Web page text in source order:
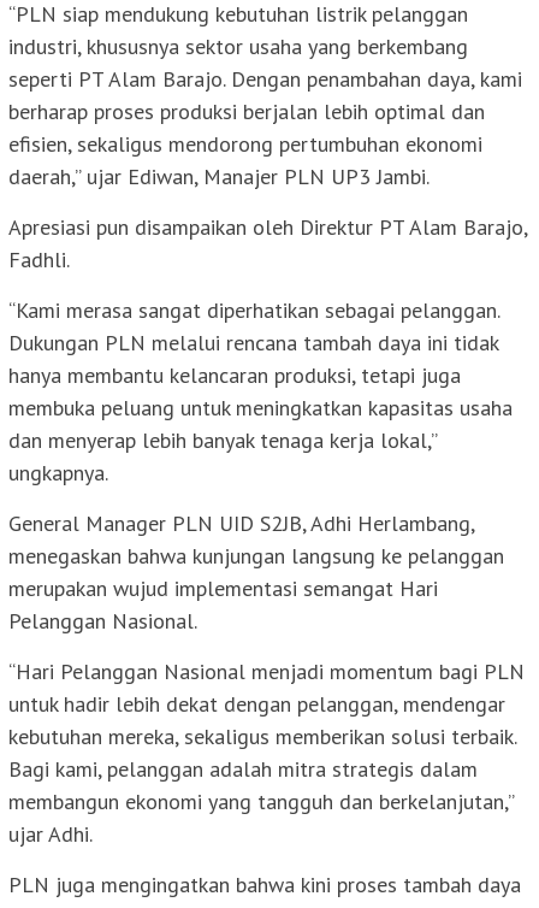
“PLN siap mendukung kebutuhan listrik pelanggan
industri, khususnya sektor usaha yang berkembang
seperti PT Alam Barajo. Dengan penambahan daya, kami
berharap proses produksi berjalan lebih optimal dan
efisien, sekaligus mendorong pertumbuhan ekonomi
daerah,” ujar Ediwan, Manajer PLN UP3 Jambi.
Apresiasi pun disampaikan oleh Direktur PT Alam Barajo,
Fadhli.
“Kami merasa sangat diperhatikan sebagai pelanggan.
Dukungan PLN melalui rencana tambah daya ini tidak
hanya membantu kelancaran produksi, tetapi juga
membuka peluang untuk meningkatkan kapasitas usaha
dan menyerap lebih banyak tenaga kerja lokal,”
ungkapnya.
General Manager PLN UID S2JB, Adhi Herlambang,
menegaskan bahwa kunjungan langsung ke pelanggan
merupakan wujud implementasi semangat Hari
Pelanggan Nasional.
“Hari Pelanggan Nasional menjadi momentum bagi PLN
untuk hadir lebih dekat dengan pelanggan, mendengar
kebutuhan mereka, sekaligus memberikan solusi terbaik.
Bagi kami, pelanggan adalah mitra strategis dalam
membangun ekonomi yang tangguh dan berkelanjutan,”
ujar Adhi.
PLN juga mengingatkan bahwa kini proses tambah daya